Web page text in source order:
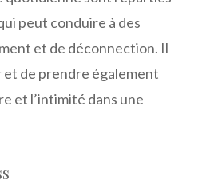
peut conduire à des
et de déconnection. Il
de prendre également
et l’intimité dans une